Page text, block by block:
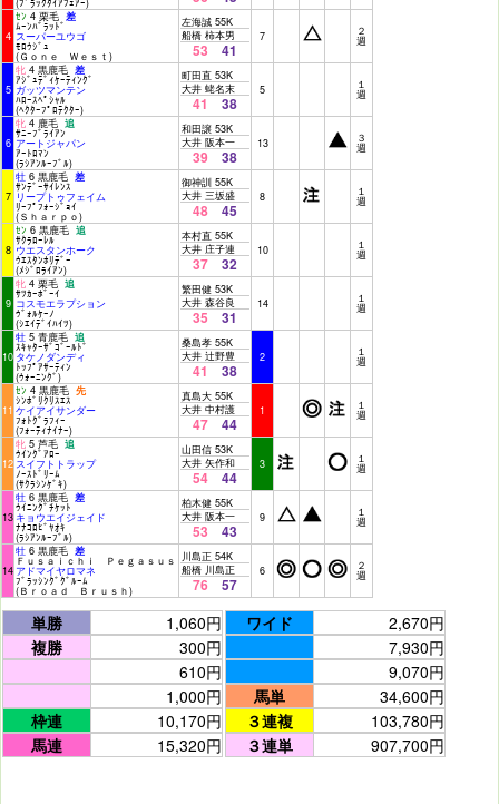
4
ｾﾝ 4 栗毛 差
ﾑｰﾝﾊﾞﾗｯﾄﾞ
スーパーユウゴ
ﾓﾛｳｼﾞｭ
(Ｇｏｎｅ Ｗｅｓｔ)
左海誠 55K
船橋 柿本男
53 41
7 ２
週
5
牝 4 黒鹿毛 差
ｱｼﾞｭﾃﾞｨｹｰﾃｨﾝｸﾞ
ガッツマンテン
ﾊﾛｰｽﾍﾟｼｬﾙ
(ﾍｸﾀｰﾌﾟﾛﾃｸﾀｰ)
町田直 53K
大井 蛯名末
41 38
5 １
週
6
牝 4 鹿毛 追
ｻﾆｰﾌﾞﾗｲｱﾝ
アートジャパン
ｱｰﾄﾛﾏﾝ
(ﾗｼｱﾝﾙｰﾌﾞﾙ)
和田譲 53K
大井 阪本一
39 38
13 ３
週
7
牡 6 黒鹿毛 差
ｻﾝﾃﾞｰｻｲﾚﾝｽ
リープトゥフェイム
ﾘｰﾌﾟﾌｫｰｼﾞｮｲ
(Ｓｈａｒｐｏ)
御神訓 55K
大井 三坂盛
48 45
8 １
週
8
ｾﾝ 6 黒鹿毛 追
ｻｸﾗﾛｰﾚﾙ
ウエスタンホーク
ｳｴｽﾀﾝﾎﾘﾃﾞｰ
(ﾒｼﾞﾛﾗｲｱﾝ)
本村直 55K
大井 庄子連
37 32
10 １
週
9
牝 4 栗毛 追
ｻﾂｶｰﾎﾞｰｲ
コスモエラプション
ｳﾞｫﾙｹｰﾉ
(ｼｴｲﾃﾞｲﾊｲﾂ)
繁田健 53K
大井 森谷良
35 31
14 １
週
10
牡 5 青鹿毛 追
ｽｷｬﾀｰｻﾞｺﾞｰﾙﾄﾞ
タケノダンディ
ﾄｯﾌﾟｱｻｰﾃｨﾝ
(ｳｫｰﾆﾝｸﾞ)
桑島孝 55K
大井 辻野豊
41 38
2 １
週
11
ｾﾝ 4 黒鹿毛 先
ｼﾝﾎﾞﾘｸﾘｽｴｽ
ケイアイサンダー
ﾌｫﾄｸﾞﾗﾌｨｰ
(ﾌｫｰﾃｨﾅｲﾅｰ)
真島大 55K
大井 中村護
47 44
1 １
週
12
牝 5 芦毛 追
ｳｲﾝｸﾞｱﾛｰ
スイフトトラップ
ﾉｰｽﾄﾞﾘｰﾑ
(ｻｸﾗｼﾝｹﾞｷ)
山田信 53K
大井 矢作和
54 44
3 １
週
13
牡 6 黒鹿毛 差
ｳｲﾆﾝｸﾞﾁｹｯﾄ
キョウエイジェイド
ﾅﾅｺﾛﾋﾞﾔｵｷ
(ﾗｼｱﾝﾙｰﾌﾞﾙ)
柏木健 55K
大井 阪本一
53 43
9 １
週
14
牡 6 黒鹿毛 差
Ｆｕｓａｉｃｈｉ Ｐｅｇａｓｕｓ
アドマイヤロマネ
ﾌﾞﾗｯｼﾝｸﾞｸﾞﾙｰﾑ
(Ｂｒｏａｄ Ｂｒｕｓｈ)
川島正 54K
船橋 川島正
76 57
6 ２
週
単勝
1,060円
複勝
300円
610円
1,000円
枠連
10,170円
馬連
15,320円
ワイド
2,670円
7,930円
9,070円
馬単
34,600円
３連複
103,780円
３連単
907,700円